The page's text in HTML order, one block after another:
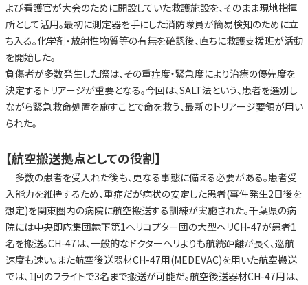
よび看護官が大会のために開設していた救護施設を、そのまま現地指揮
所として活用。最初に測定器を手にした消防隊員が簡易検知のために立
ち入る。化学剤・放射性物質等の有無を確認後、直ちに救護支援班が活動
を開始した。
負傷者が多数発生した際は、その重症度・緊急度により治療の優先度を
決定するトリアージが重要となる。今回は、SALT法という、患者を選別し
ながら緊急救命処置を施すことで命を救う、最新のトリアージ要領が用い
られた。
【航空搬送拠点としての役割】
多数の患者を受入れた後も、更なる事態に備える必要がある。患者受
入能力を維持するため、重症だが病状の安定した患者(事件発生2日後を
想定)を関東圏内の病院に航空搬送する訓練が実施された。千葉県の病
院には中央即応集団隷下第1ヘリコプター団の大型ヘリCH-47が患者1
名を搬送。CH-47は、一般的なドクターヘリよりも航続距離が長く、巡航
速度も速い。また航空後送器材CH-47用(MEDEVAC)を用いた航空搬送
では、1回のフライトで3名まで搬送が可能だ。航空後送器材CH-47用は、